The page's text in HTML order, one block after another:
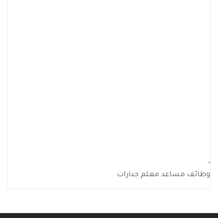
-
وظائف مساعد معلم جدارات